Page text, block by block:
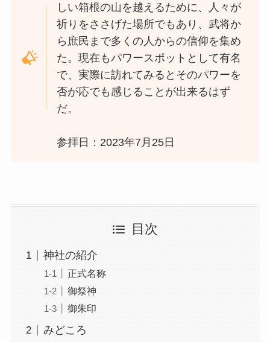
しい箱根の山を越えるために、人々が
祈りをささげた場所でもあり、武将か
ら庶民まで多くの人からの信仰を集め
た。現在もパワースポットとして有名
で、実際に訪れてみるとそのパワーを
否が応でも感じることが出来るはず
だ。
参拝日：2023年7月25日
目次
神社の紹介
正式名称
御祭神
御朱印
みどころ